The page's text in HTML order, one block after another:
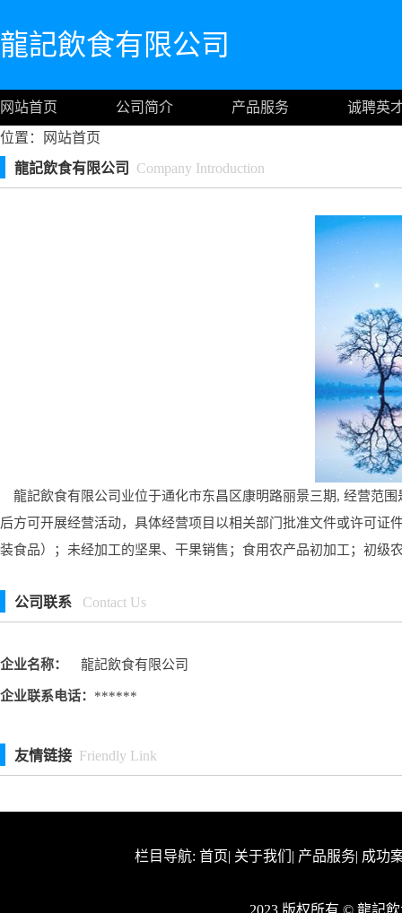
龍記飲食有限公司
网站首页 公司简介 产品服务
诚聘英
位置：
网站首页
龍記飲食有限公司
Company Introduction
龍記飲食有限公司业位于通化市东昌区康明路丽景三期, 经营范
后方可开展经营活动，具体经营项目以相关部门批准文件或许可
装食品）；未经加工的坚果、干果销售；食用农产品初加工；初
公司联系 Contact Us
企业名称： 龍記飲食有限公司
企业联系电话： ******
友情链接 Friendly Link
栏目导航: 首页| 关于我们 | 产品服务| 成功
2023 版权所有 © 龍記